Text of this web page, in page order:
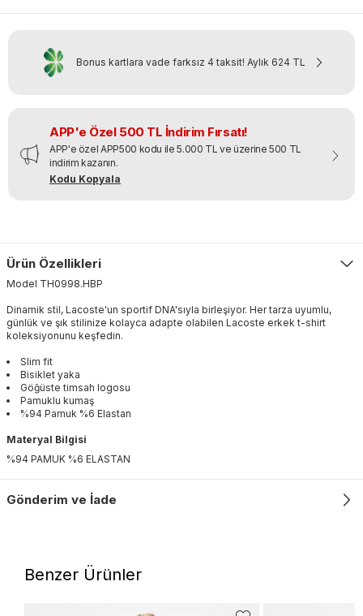
Bonus kartlara vade farksız 4 taksit! Aylık 624 TL
APP'e Özel 500 TL İndirim Fırsatı!
APP'e özel APP500 kodu ile 5.000 TL ve üzerine 500 TL
indirim kazanın.
Kodu Kopyala
Ürün Özellikleri
Model TH0998.HBP
Dinamik stil, Lacoste'un sportif DNA'sıyla birleşiyor. Her tarza uyumlu,
günlük ve şık stilinize kolayca adapte olabilen Lacoste erkek t-shirt
koleksiyonunu keşfedin.
Slim fit
Bisiklet yaka
Göğüste timsah logosu
Pamuklu kumaş
%94 Pamuk %6 Elastan
Materyal Bilgisi
%94 PAMUK %6 ELASTAN
Gönderim ve İade
Benzer Ürünler